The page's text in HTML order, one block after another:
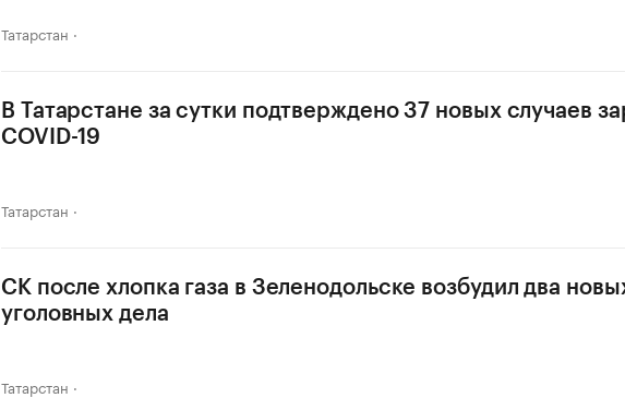
Татарстан
В Татарстане за сутки подтверждено 37 новых случаев
COVID-19
Татарстан
СК после хлопка газа в Зеленодольске возбудил два
уголовных дела
Татарстан